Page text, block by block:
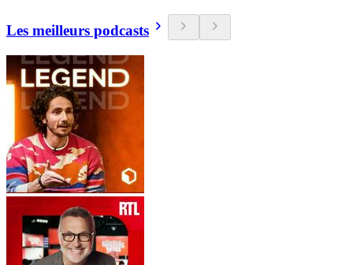
Les meilleurs podcasts